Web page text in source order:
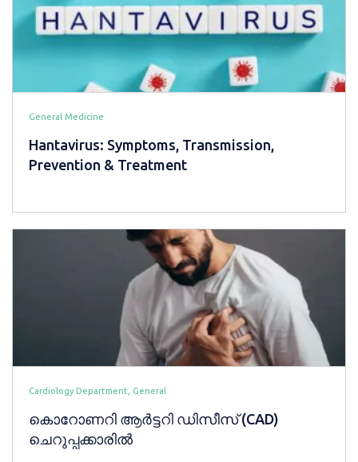
General Medicine
Hantavirus: Symptoms, Transmission,
Prevention & Treatment
Cardiology Department, General
കൊറോണറി ആർട്ടറി ഡിസീസ് (CAD)
ചെറുപ്പക്കാരിൽ